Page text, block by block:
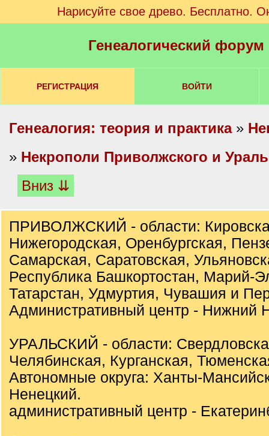
Нарисуйте свое древо. Бесплатно.
Генеалогический
РЕГИСТРАЦИЯ ВОЙТИ
Генеалогия: теория и практика»
» Некрополи Приволжского и
Вниз ⇊
ПРИВОЛЖСКИЙ - области:
Нижегородская, Оренбургская,
Самарская, Саратовская,
Республика Башкортостан, Марий-
Татарстан, Удмуртия, Чувашия и
Административный центр - Нижний
УРАЛЬСКИЙ - области:
Челябинская, Курганская,
Автономные округа: Ханты-
Ненецкий.
административный центр -